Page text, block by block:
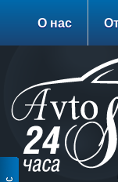
О нас